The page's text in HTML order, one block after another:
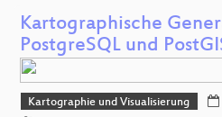
Kartographische
PostgreSQL und
Kartographie und Visualisierung